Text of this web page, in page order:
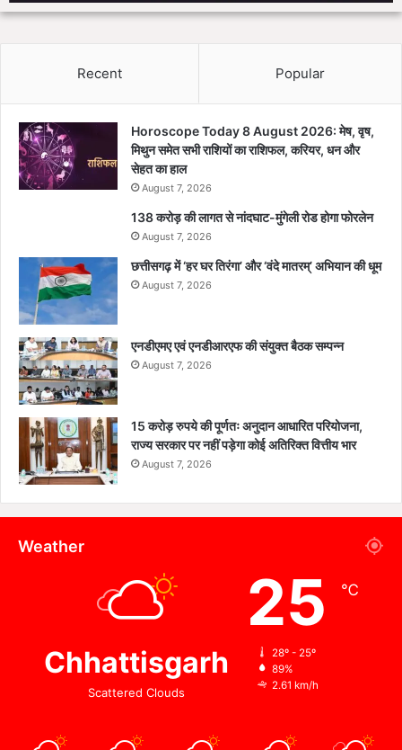
Recent Popular
Horoscope Today 8 August 2026: मेष, वृष,
मिथुन समेत सभी राशियों का राशिफल, करियर, धन और
सेहत का हाल
August 7, 2026
138 करोड़ की लागत से नांदघाट-मुंगेली रोड होगा फोरलेन
August 7, 2026
छत्तीसगढ़ में ‘हर घर तिरंगा’ और ‘वंदे मातरम्’ अभियान की धूम
August 7, 2026
एनडीएमए एवं एनडीआरएफ की संयुक्त बैठक सम्पन्न
August 7, 2026
15 करोड़ रुपये की पूर्णतः अनुदान आधारित परियोजना,
राज्य सरकार पर नहीं पड़ेगा कोई अतिरिक्त वित्तीय भार
August 7, 2026
Weather
Chhattisgarh
Scattered Clouds
25 ℃
28º - 25º
89%
2.61 km/h